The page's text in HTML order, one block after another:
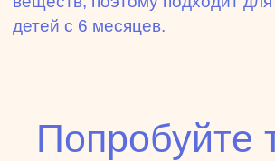
детей с 6 месяцев.
Попробуйте